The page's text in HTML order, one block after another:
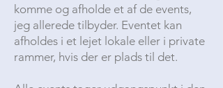
komme og afholde et af de events,
jeg allerede tilbyder. Eventet kan
afholdes i et lejet lokale eller i private
rammer, hvis der er plads til det.